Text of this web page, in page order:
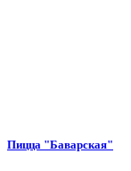
Пицца "Баварская"